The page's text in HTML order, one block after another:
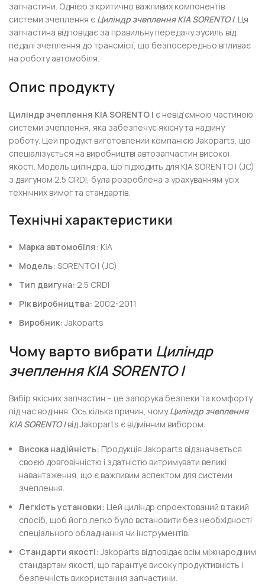
запчастини. Однією з критично важливих компонентів
системи зчеплення є Циліндр зчеплення KIA SORENTO I. Ця
запчастина відповідає за правильну передачу зусиль від
педалі зчеплення до трансмісії, що безпосередньо впливає
на роботу автомобіля.
Опис продукту
Циліндр зчеплення KIA SORENTO I є невід’ємною частиною
системи зчеплення, яка забезпечує якісну та надійну
роботу. Цей продукт виготовлений компанією Jakoparts, що
спеціалізується на виробництві автозапчастин високої
якості. Модель циліндра, що підходить для KIA SORENTO I (JC)
з двигуном 2.5 CRDI, була розроблена з урахуванням усіх
технічних вимог та стандартів.
Технічні характеристики
Марка автомобіля: KIA
Модель: SORENTO I (JC)
Тип двигуна: 2.5 CRDI
Рік виробництва: 2002-2011
Виробник:Jakoparts
Чому варто вибрати Циліндр
зчеплення KIA SORENTO I
Вибір якісних запчастин – це запорука безпеки та комфорту
під час водіння. Ось кілька причин, чомуЦиліндр зчеплення
KIA SORENTO Iвід Jakoparts є відмінним вибором:
Висока надійність: Продукція Jakoparts відзначається
своєю довговічністю і здатністю витримувати великі
навантаження, що є важливим аспектом для системи
зчеплення.
Легкість установки: Цей циліндр спроектований в такий
спосіб, щоб його легко було встановити без необхідності
спеціального обладнання чи інструментів.
Стандарти якості:Jakoparts відповідає всім міжнародним
стандартам якості, що гарантує високу продуктивність і
безпечність використання запчастини.